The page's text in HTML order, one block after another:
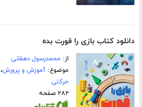
دانلود کتاب بازی را قورت بده
از: محمدرسول دهقانی
موضوع:آموزش و پرورش،
حرکتی
۲۸۲ صفحه